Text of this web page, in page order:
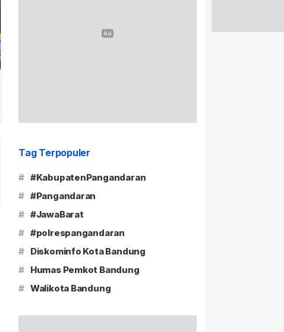
Tag Terpopuler
# #KabupatenPangandaran
# #Pangandaran
# #JawaBarat
# #polrespangandaran
# Diskominfo Kota Bandung
# Humas Pemkot Bandung
# Walikota Bandung